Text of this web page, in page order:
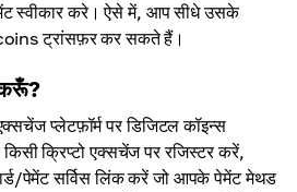
स्वीकार करे। ऐसे में, आप सीधे उसके
ट्रांसफ़र कर सकते हैं।
प्लेटफ़ॉर्म पर डिजिटल कॉइन्स
क्रिप्टो एक्सचेंज पर रजिस्टर करें,
पेमेंट सर्विस लिंक करें जो आपके पेमेंट मेथड